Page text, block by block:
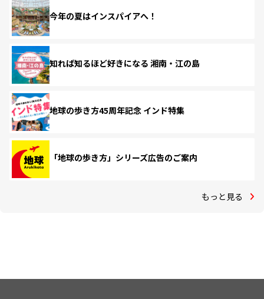
今年の夏はインスパイアへ！
知れば知るほど好きになる 湘南・江の島
地球の歩き方45周年記念 インド特集
「地球の歩き方」シリーズ広告のご案内
もっと見る